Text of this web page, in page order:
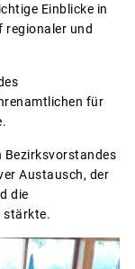
Einblicke in
regionaler und
für
Bezirksvorstandes
Austausch, der
die
stärkte.